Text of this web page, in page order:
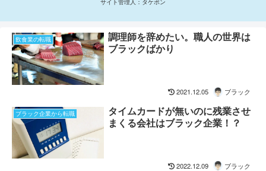
サイト管理人：タケポン
飲食業の転職
調理師を辞めたい。職人の世界は
ブラックばかり
2021.12.05 ブラック
ブラック企業から転職
タイムカードが無いのに残業させ
まくる会社はブラック企業！？
2022.12.09 ブラック